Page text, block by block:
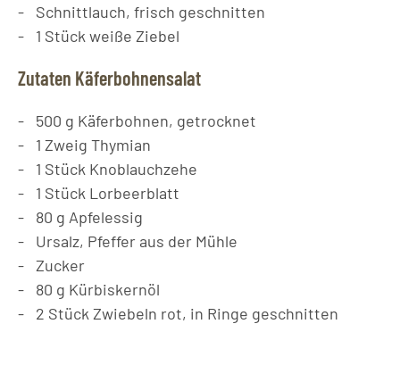
Schnittlauch, frisch geschnitten
1 Stück weiße Ziebel
Zutaten Käferbohnensalat
500 g Käferbohnen, getrocknet
1 Zweig Thymian
1 Stück Knoblauchzehe
1 Stück Lorbeerblatt
80 g Apfelessig
Ursalz, Pfeffer aus der Mühle
Zucker
80 g Kürbiskernöl
2 Stück Zwiebeln rot, in Ringe geschnitten